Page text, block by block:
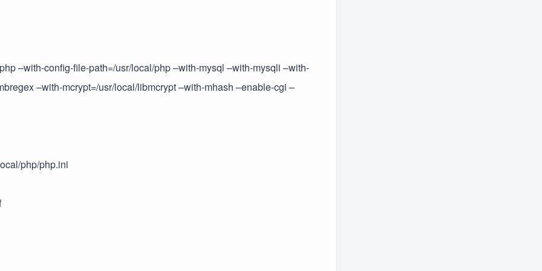
–with-config-file-path=/usr/local/php –with-mysql –with-mysqli –with-
–with-mcrypt=/usr/local/libmcrypt –with-mhash –enable-cgi –
php/php.ini